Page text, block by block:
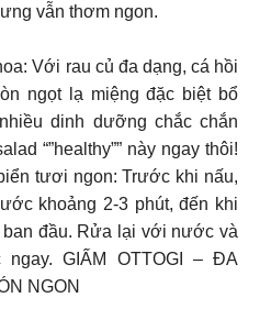
vẫn thơm ngon.
Với rau củ đa dạng, cá hồi
ngọt lạ miệng đặc biệt bổ
dinh dưỡng chắc chắn
“”healthy”” này ngay thôi!
tươi ngon: Trước khi nấu,
khoảng 2-3 phút, đến khi
đầu. Rửa lại với nước và
GIẤM OTTOGI – ĐA
NGON